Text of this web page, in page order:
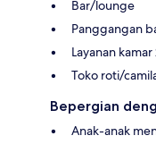
Bar/lounge
Panggangan
Layanan
Toko roti/
Bepergian
Anak-anak